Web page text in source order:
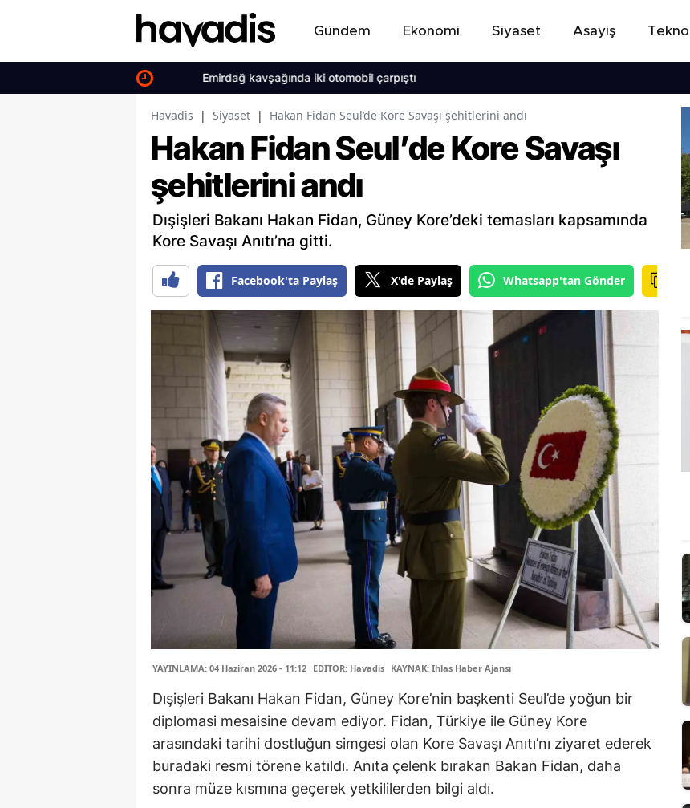
Gündem Ekonomi Siyaset Asayiş
Emirdağ kavşağında iki otomobil çarpıştı
Havadis | Siyaset | Hakan Fidan Seul’de Kore Savaşı şehitlerini andı
Hakan Fidan Seul’de Kore Savaşı
şehitlerini andı
Dışişleri Bakanı Hakan Fidan, Güney Kore’deki temasları kapsamında
Kore Savaşı Anıtı’na gitti.
Facebook'ta Paylaş X'de Paylaş Whatsapp'tan Gönder
YAYINLAMA: 04 Haziran 2026 - 11:12 EDİTÖR: Havadis KAYNAK: İhlas Haber Ajansı
Dışişleri Bakanı Hakan Fidan, Güney Kore’nin başkenti Seul’de yoğun bir
diplomasi mesaisine devam ediyor. Fidan, Türkiye ile Güney Kore
arasındaki tarihi dostluğun simgesi olan Kore Savaşı Anıtı’nı ziyaret ederek
buradaki resmi törene katıldı. Anıta çelenk bırakan Bakan Fidan, daha
sonra müze kısmına geçerek yetkililerden bilgi aldı.